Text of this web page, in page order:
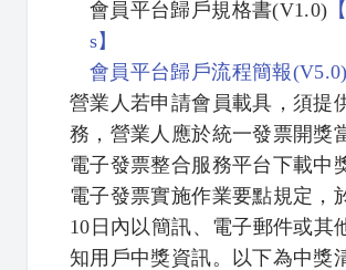
會員平台歸戶規格書(V1.0) 【
s】
會員平台歸戶流程簡報(V5.0)
營業人若申請會員載具，須提
務，營業人應於統一發票開獎
電子發票整合服務平台下載中
電子發票實施作業要點規定，
10日內以簡訊、電子郵件或其
知用戶中獎資訊。以下為中獎